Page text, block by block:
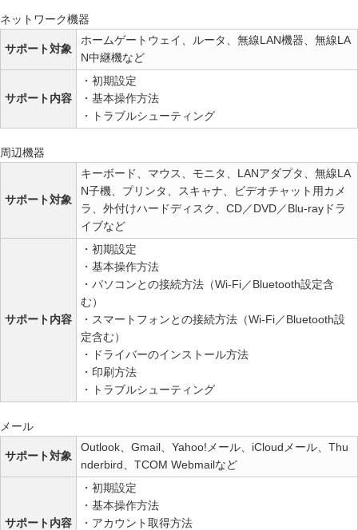
ネットワーク機器
サポート対象
ホームゲートウェイ、ルータ、無線LAN機器、無線LA
N中継機など
サポート内容
・初期設定
・基本操作方法
・トラブルシューティング
周辺機器
サポート対象
キーボード、マウス、モニタ、LANアダプタ、無線LA
N子機、プリンタ、スキャナ、ビデオチャット用カメ
ラ、外付けハードディスク、CD／DVD／Blu-rayドラ
イブなど
サポート内容
・初期設定
・基本操作方法
・パソコンとの接続方法（Wi-Fi／Bluetooth設定含
む）
・スマートフォンとの接続方法（Wi-Fi／Bluetooth設
定含む）
・ドライバーのインストール方法
・印刷方法
・トラブルシューティング
メール
サポート対象
Outlook、Gmail、Yahoo!メール、iCloudメール、Thu
nderbird、TCOM Webmailなど
サポート内容
・初期設定
・基本操作方法
・アカウント取得方法